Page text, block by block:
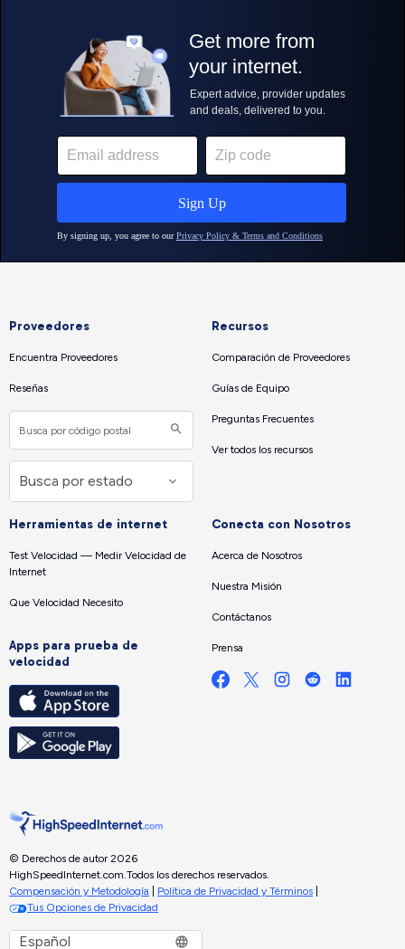
Proveedores
Encuentra Proveedores
Reseñas
Recursos
Comparación de Proveedores
Guías de Equipo
Preguntas Frecuentes
Ver todos los recursos
Herramientas de internet
Test Velocidad — Medir Velocidad de
Internet
Que Velocidad Necesito
Apps para prueba de
velocidad
Conecta con Nosotros
Acerca de Nosotros
Nuestra Misión
Contáctanos
Prensa
© Derechos de autor 2026
HighSpeedInternet.com. Todos los derechos reservados.
Compensación y Metodología
Política de Privacidad y Términos
Tus Opciones de Privacidad